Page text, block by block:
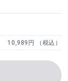
10,989円 （税込）